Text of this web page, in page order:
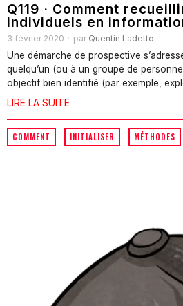
Q119 · Comment
individuels en
3 février 2020 par Quentin Ladetto
Une démarche de prospective
quelqu’un (ou à un groupe de
objectif bien identifié (par exemple,
LIRE LA SUITE
COMMENT · INITIALISER · MÉTHODES